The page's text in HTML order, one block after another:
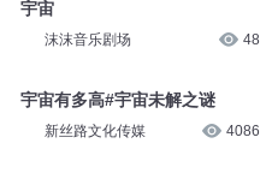
宇宙
沫沫音乐剧场 48
宇宙有多高#宇宙未解之谜
新丝路文化传媒 4086